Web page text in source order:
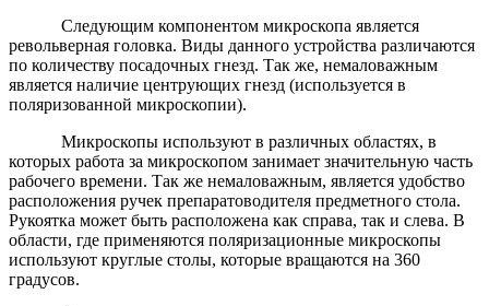
Следующим компонентом микроскопа является
револьверная головка. Виды данного устройства различаются
по количеству посадочных гнезд. Так же, немаловажным
является наличие центрующих гнезд (используется в
поляризованной микроскопии).
Микроскопы используют в различных областях, в
которых работа за микроскопом занимает значительную часть
рабочего времени. Так же немаловажным, является удобство
расположения ручек препаратоводителя предметного стола.
Рукоятка может быть расположена как справа, так и слева. В
области, где применяются поляризационные микроскопы
используют круглые столы, которые вращаются на 360
градусов.